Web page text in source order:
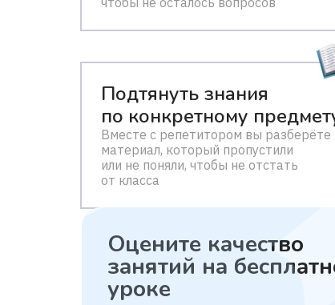
Подтянуть знания
по конкретному
Вместе с репетитором вы разберёте
материал, который пропустили
или не поняли, чтобы не отстать
от класса
Оцените качество
занятий на
уроке